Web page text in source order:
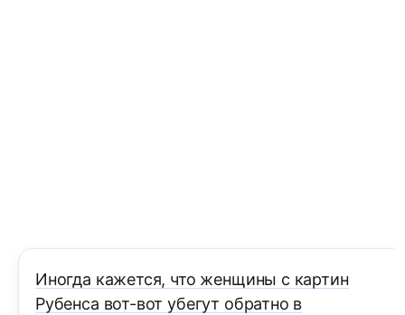
Иногда кажется, что женщины с картин
Рубенса вот-вот убегут обратно в